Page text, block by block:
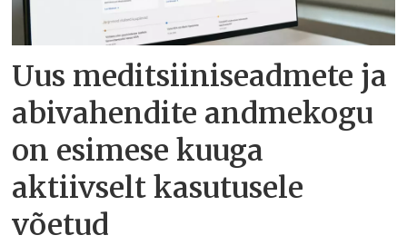
Uus meditsiiniseadmete ja
abivahendite andmekogu
on esimese kuuga
aktiivselt kasutusele
võetud